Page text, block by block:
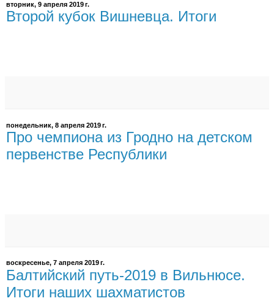
вторник, 9 апреля 2019 г.
Второй кубок Вишневца. Итоги
понедельник, 8 апреля 2019 г.
Про чемпиона из Гродно на детском
первенстве Республики
воскресенье, 7 апреля 2019 г.
Балтийский путь-2019 в Вильнюсе.
Итоги наших шахматистов